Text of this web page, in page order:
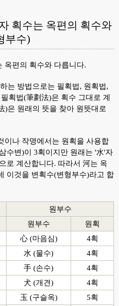
획수는 옥편의 획수와
부수)
옥편의 획수와 다릅니다.
는 방법으로는 필획법, 원획법,
획법(筆劃法)은 획수 그대로 계
)은 원래의 뜻을 찾아 원뜻대로
이나 작명에서는 원획을 사용합
수변)이 3획이지만 원래는 '水'자
로 계산합니다. 따라서 河는 옥
이것을 변획수(변형부수)라고 합
원부수
원부수
원획
心 (마음심)
4획
水 (물수)
4획
手 (손수)
4획
犬 (개견)
4획
玉 (구슬옥)
5획